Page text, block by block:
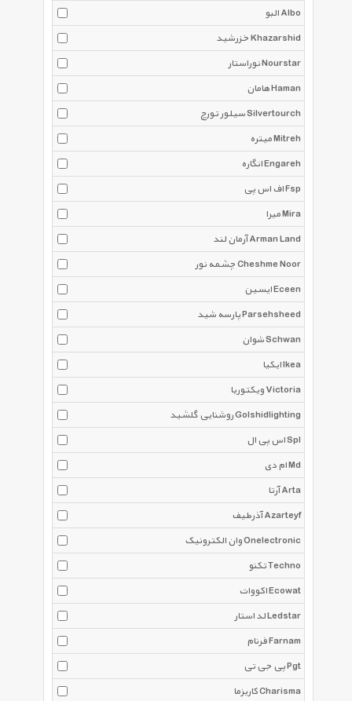
البو Albo
خزرشید Khazarshid
نوراستار Nourstar
هامان Haman
سیلور تورچ Silvertourch
میتره Mitreh
انگاره Engareh
اف اس پی Fsp
میرا Mira
آرمان لند Arman Land
چشمه نور Cheshme Noor
ایسین Eceen
پارسه شید Parsehsheed
شوان Schwan
ایکیا Ikea
ویکتوریا Victoria
روشنایی گلشید Golshidlighting
اس پی ال Spl
ام دی Md
آرتا Arta
آذرطیف Azarteyf
وان الکترونیک Onelectronic
تکنو Techno
اکووات Ecowat
لد استار Ledstar
فرنام Farnam
پی جی تی Pgt
کاریزما Charisma